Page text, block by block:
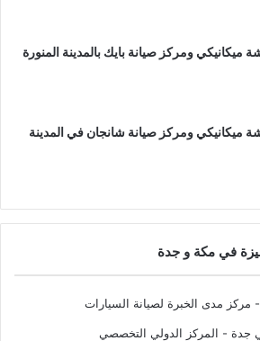
ميكانيكي ومركز صيانة بايك بالمدينة المنورة
ميكانيكي ومركز صيانة شانجان في المدينة
في مكة و جدة
- مركز مدى الخبرة لصيانة السيارات
جدة - المركز الدولي التخصصي